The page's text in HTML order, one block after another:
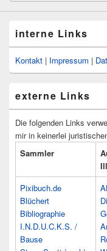
interne Links
Kontakt | Impressum |
externe Links
Die folgenden Links
mir in keinerlei
Sammler
Pixibuch.de
Blüchert
Bibliographie
I.N.D.U.C.K.S. /
Bause